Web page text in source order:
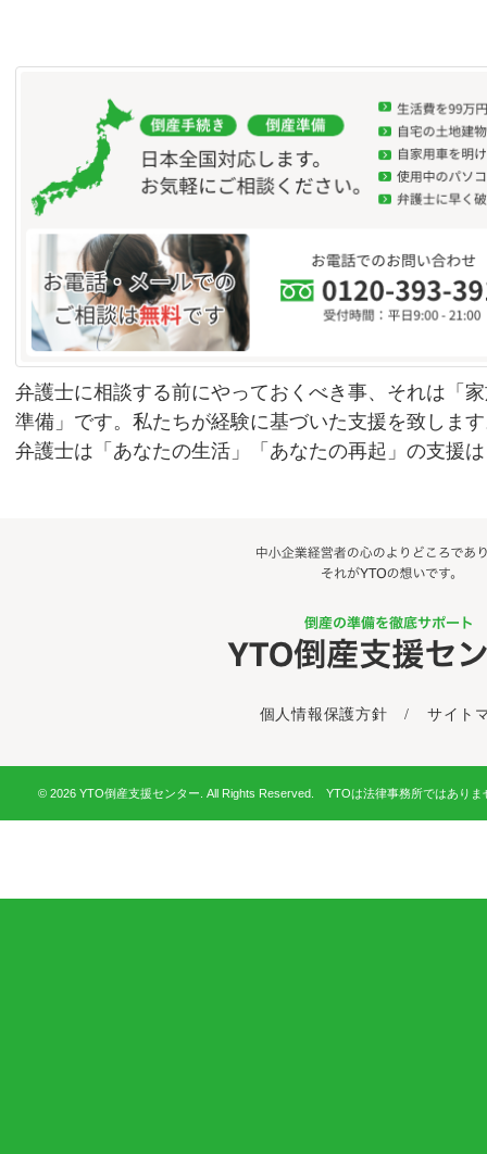
弁護士に相談する前にやっておくべき事、それは「
準備」です。私たちが経験に基づいた支援を致しま
弁護士は「あなたの生活」「あなたの再起」の支援
個人情報保護方針 / サイト
© 2026 YTO倒産支援センター. All Rights Reserved. YTOは法律事務所ではありま